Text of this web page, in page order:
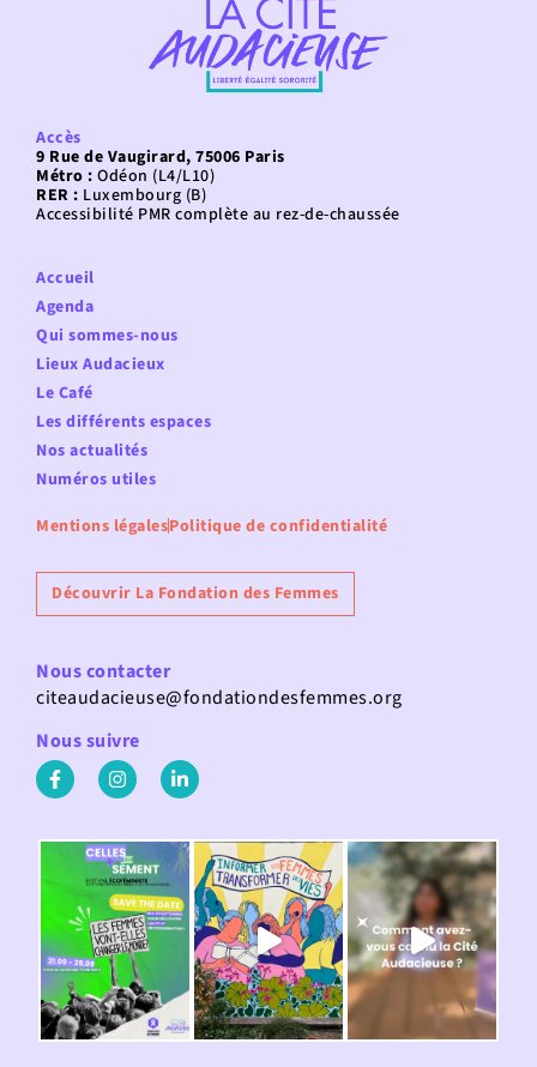
Accès
9 Rue de Vaugirard, 75006 Paris
Métro : Odéon (L4/L10)
RER : Luxembourg (B)
Accessibilité PMR complète au rez-de-chaussée
Accueil
Agenda
Qui sommes-nous
Lieux Audacieux
Le Café
Les différents espaces
Nos actualités
Numéros utiles
Mentions légalesPolitique de confidentialité
Découvrir La Fondation des Femmes
Nous contacter
citeaudacieuse@fondationdesfemmes.org
Nous suivre